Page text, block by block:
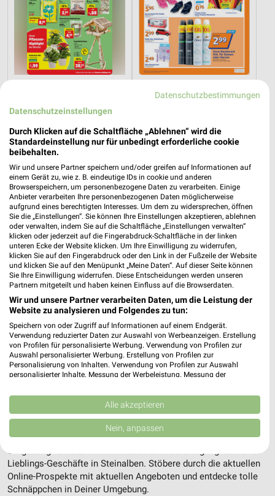
Gültig ab Mo. 10.08.
Angebote ab 05.08.
NORMA
9,3 km
Wochenend Spezial
Gültig ab Fr. 14.08.
ALLE PROSPEKTE
Unsere Highlights für Steinalben
Hier findest Du alle aktuellen Angebote und Prospekte in der
Umgebung von Steinalben. Entdecke Unsere Highlights Deiner
Lieblings-Geschäfte in Steinalben. Stöbere durch die aktuellen
Online-Prospekte mit aktuellen Angeboten und entdecke tolle
Schnäppchen in Deiner Umgebung.
Datenschutzbestimmungen
Datenschutzeinstellungen
Durch Klicken auf die Schaltfläche „Ablehnen“ wird die
Standardeinstellung nur für unbedingt erforderliche cookie
beibehalten.
Wir und unsere Partner speichern und/oder greifen auf Informationen auf
einem Gerät zu, wie z. B. eindeutige IDs in cookie und anderen
Browserspeichern, um personenbezogene Daten zu verarbeiten. Einige
Anbieter verarbeiten Ihre personenbezogenen Daten möglicherweise
aufgrund eines berechtigten Interesses. Um dem zu widersprechen, öffnen
Sie die „Einstellungen“. Sie können Ihre Einstellungen akzeptieren, ablehnen
oder verwalten, indem Sie auf die Schaltfläche „Einstellungen verwalten“
klicken oder jederzeit auf die Fingerabdruck-Schaltfläche in der linken
unteren Ecke der Website klicken. Um Ihre Einwilligung zu widerrufen,
klicken Sie auf den Fingerabdruck oder den Link in der Fußzeile der Website
und klicken Sie auf den Menüpunkt „Meine Daten“. Auf dieser Seite können
Sie Ihre Einwilligung widerrufen. Diese Entscheidungen werden unseren
Partnern mitgeteilt und haben keinen Einfluss auf die Browserdaten.
Wir und unsere Partner verarbeiten Daten, um die Leistung der
Website zu analysieren und Folgendes zu tun:
Speichern von oder Zugriff auf Informationen auf einem Endgerät.
Verwendung reduzierter Daten zur Auswahl von Werbeanzeigen. Erstellung
von Profilen für personalisierte Werbung. Verwendung von Profilen zur
Auswahl personalisierter Werbung. Erstellung von Profilen zur
Personalisierung von Inhalten. Verwendung von Profilen zur Auswahl
personalisierter Inhalte. Messung der Werbeleistung. Messung der
Kombinationen von Daten aus verschiedenen Quellen. Entwicklung und
Verbesserung der Angebote. Verwendung reduzierter Daten zur Auswahl
von Inhalten.
Daten können außerhalb der Europäischen Union weitergegeben und in die
USA gesendet werden.
Website/App.
Partnerliste anzeigen (1 IAB-Anbieter)
Wir nutzen Ihre Daten für folgende Zwecke:
Alle akzeptieren
Nein, anpassen